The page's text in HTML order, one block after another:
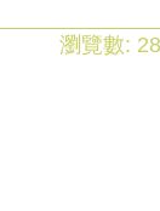
瀏覽數: